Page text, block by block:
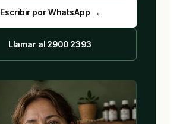
Escribir por WhatsApp →
Llamar al 2900 2393